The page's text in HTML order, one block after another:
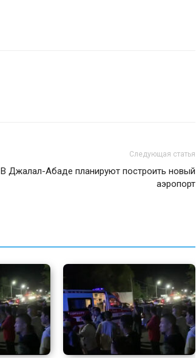
Следующая статья
В Джалал-Абаде планируют построить новый
аэропорт